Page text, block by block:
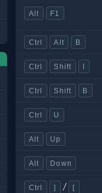
Alt F1
Ctrl Alt B
Ctrl Shift I
Ctrl Shift B
Ctrl U
Alt Up
Alt Down
Ctrl ] / [